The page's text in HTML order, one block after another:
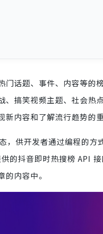
话题、事件、内容等的
搞笑视频主题、社会热
内容和了解流行趋势的重
，供开发者通过编程的方
的抖音即时热搜榜 API
内容中。